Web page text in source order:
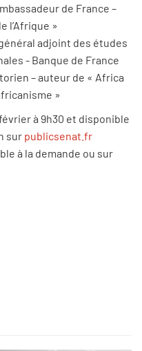
de France –
l’Afrique »
adjoint des études
- Banque de France
– auteur de « Africa
»
à 9h30 et disponible
sur publicsenat.fr
à la demande ou sur